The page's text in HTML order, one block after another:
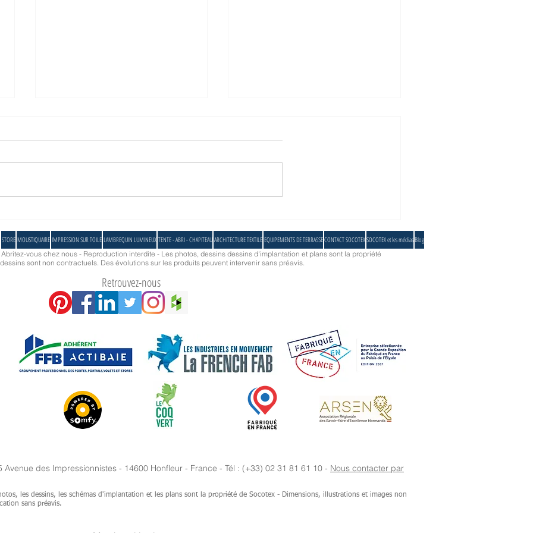
Abrivoile fabriquée en France
STORE MOUSTIQUAIRE IMPRESSION SUR TOILE LAMBREQUIN LUMINEUX TENTE - ABRI - CHAPITEAU ARCHITECTURE TEXTILE EQUIPEMENTS DE TERRASSECONTACT SOCOTEXSOCOTEX et les médiasBlog
vous chez nous - Reproduction interdite - Les photos, dessins dessins d'implantation et plans sont la propriété
sont non contractuels. Des évolutions sur les produits peuvent intervenir sans préavis.
Retrouvez-nous
Avenue des Impressionnistes - 14600 Honfleur - France - Tél : (+33) 02 31 81 61 10 - Nous contacter par
les dessins, les schémas d'implantation et les plans sont la propriété de Socotex - Dimensions, illustrations et images non
sans préavis.